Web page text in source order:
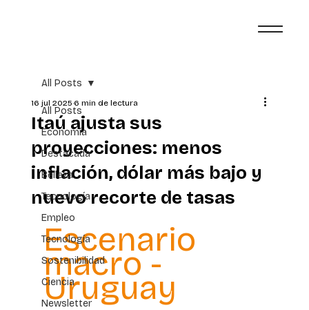
All Posts
Economía
Destacada
Belleza
Tecnología
Empleo
Tecnología
Sostenibilidad
Ciencia
Newsletter
All Posts
Itaú ajusta sus
proyecciones: menos
inflación, dólar más bajo y
nuevo recorte de tasas
16 jul 20256 min de lectura
Escenario
macro -
Uruguay